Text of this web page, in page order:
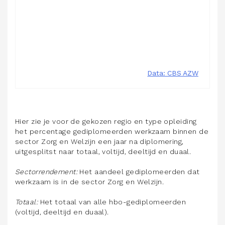
Hier zie je voor de gekozen regio en type opleiding
het percentage gediplomeerden werkzaam binnen de
sector Zorg en Welzijn een jaar na diplomering,
uitgesplitst naar totaal, voltijd, deeltijd en duaal.
Sectorrendement: Het aandeel gediplomeerden dat
werkzaam is in de sector Zorg en Welzijn.
Totaal:Het totaal van alle hbo-gediplomeerden
(voltijd, deeltijd en duaal).